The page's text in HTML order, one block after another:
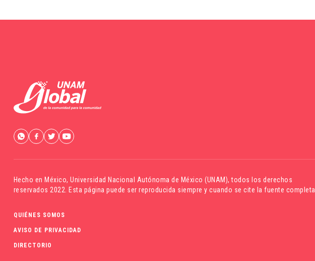
Hecho en México,Universidad Nacional Autónoma de México (UNAM), todos los derechos
reservados 2022. Esta página puede ser reproducida siempre y cuando se cite la fuente completa.
QUIÉNES SOMOS
AVISO DE PRIVACIDAD
DIRECTORIO